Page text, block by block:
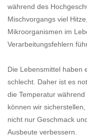
während des
Mischvorgangs viel
Mikroorganismen im
Verarbeitungsfehlern
Die Lebensmittel haben
schlecht. Daher ist es
die Temperatur
können wir
nicht nur Geschmack
Ausbeute verbessern.